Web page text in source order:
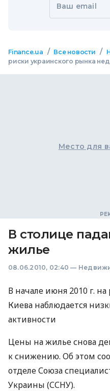
Ваш email
Finance.ua / Все новости /
риски украинского рынка
Место для
В столице
жилье
08.06.2010, 02:40 —
В начале июня 2010 г.
Киева наблюдается
активности
Цены на жилье снова
к снижению. Об этом
отделе Союза
Украины (ССНУ).